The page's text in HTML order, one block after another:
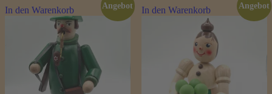
In den Warenkorb Angebot In den Warenkorb Angebot